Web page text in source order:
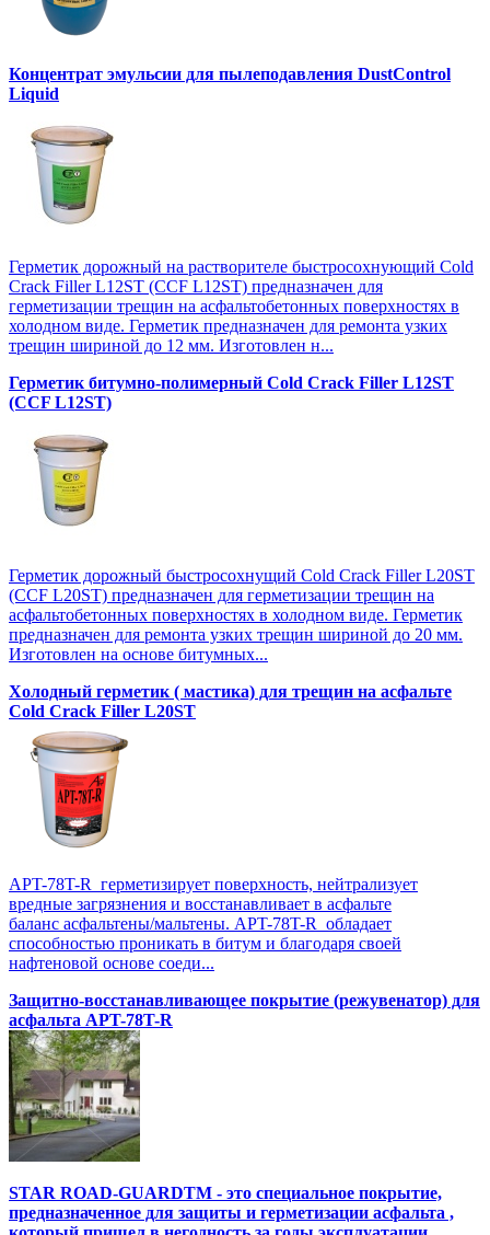
Концентрат эмульсии для пылеподавления DustControl
Liquid
Герметик дорожный на растворителе быстросохнующий Cold
Crack Filler L12SТ (CCF L12SТ) предназначен для
герметизации трещин на асфальтобетонных поверхностях в
холодном виде. Герметик предназначен для ремонта узких
трещин шириной до 12 мм. Изготовлен н...
Герметик битумно-полимерный Cold Crack Filler L12SТ
(CCF L12SТ)
Герметик дорожный быстросохнущий Cold Crack Filler L20SТ
(CCF L20SТ) предназначен для герметизации трещин на
асфальтобетонных поверхностях в холодном виде. Герметик
предназначен для ремонта узких трещин шириной до 20 мм.
Изготовлен на основе битумных...
Холодный герметик ( мастика) для трещин на асфальте
Cold Crack Filler L20SТ
APT-78T-R герметизирует поверхность, нейтрализует
вредные загрязнения и восстанавливает в асфальте
баланс асфальтены/мальтены. APT-78T-R обладает
способностью проникать в битум и благодаря своей
нафтеновой основе соеди...
Защитно-восстанавливающее покрытие (режувенатор) для
асфальта APT-78T-R
STAR ROAD-GUARDTM - это специальное покрытие,
предназначенное для защиты и герметизации асфальта ,